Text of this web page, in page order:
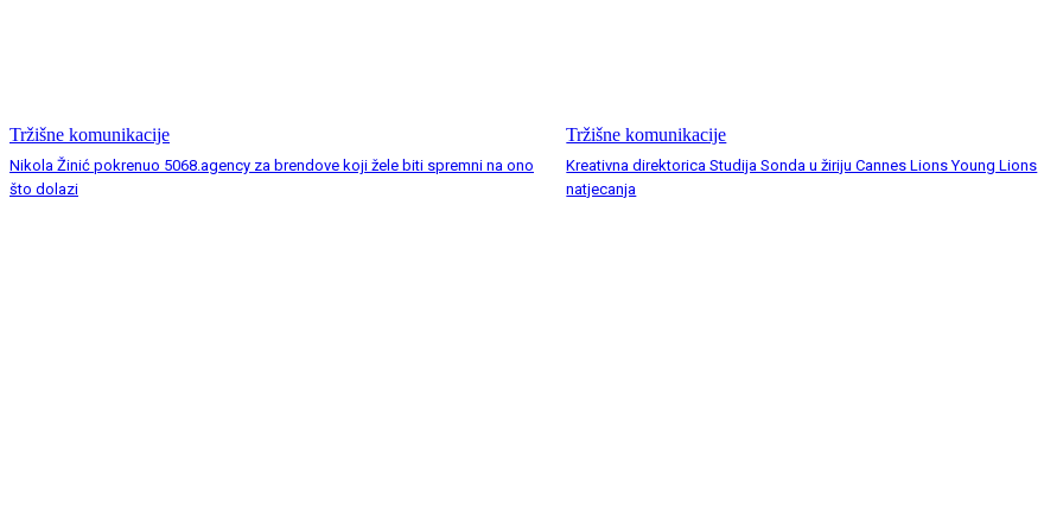
Tržišne komunikacije
Nikola Žinić pokrenuo 5068.agency za brendove koji žele biti spremni na ono
što dolazi
Tržišne komunikacije
Kreativna direktorica Studija Sonda u žiriju Cannes Lions Young Lions
natjecanja